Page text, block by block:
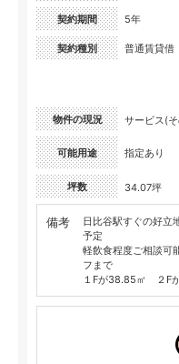
契約期間 5年
契約種別 普通賃貸借
物件の現況 サービス(
可能用途 指定あり
坪数 34.07坪
備考
日比谷駅すぐの好立
予定
軽飲食程度ご相談可
フまで
１Fが38.85㎡ ２Fが